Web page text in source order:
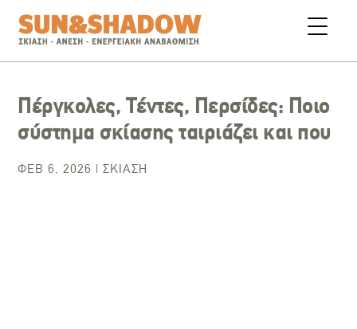
Πέργκολες, Tέντες, Περσίδες: Ποιο
σύστημα σκίασης ταιριάζει και που
ΦΕΒ 6, 2026 |ΣΚΊΑΣΗ